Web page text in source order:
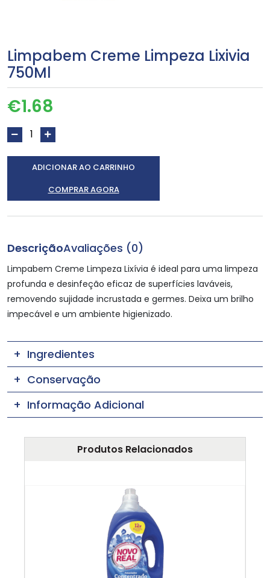
Limpabem Creme Limpeza Lixivia
750Ml
€1.68
ADICIONAR AO CARRINHO
COMPRAR AGORA
DescriçãoAvaliações (0)
Limpabem Creme Limpeza Lixívia é ideal para uma limpeza
profunda e desinfeção eficaz de superfícies laváveis,
removendo sujidade incrustada e germes. Deixa um brilho
impecável e um ambiente higienizado.
Ingredientes
Conservação
Informação Adicional
Produtos Relacionados